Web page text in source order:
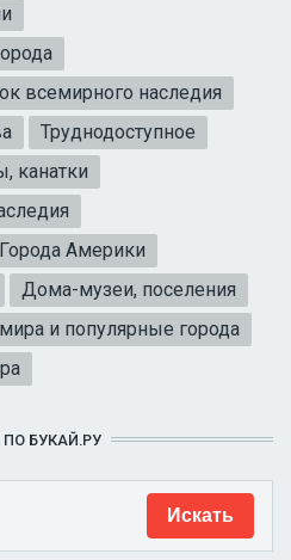
всемирного наследия
Труднодоступное
канатки
Города Америки
Дома-музеи, поселения
и популярные города
БУКАЙ.РУ